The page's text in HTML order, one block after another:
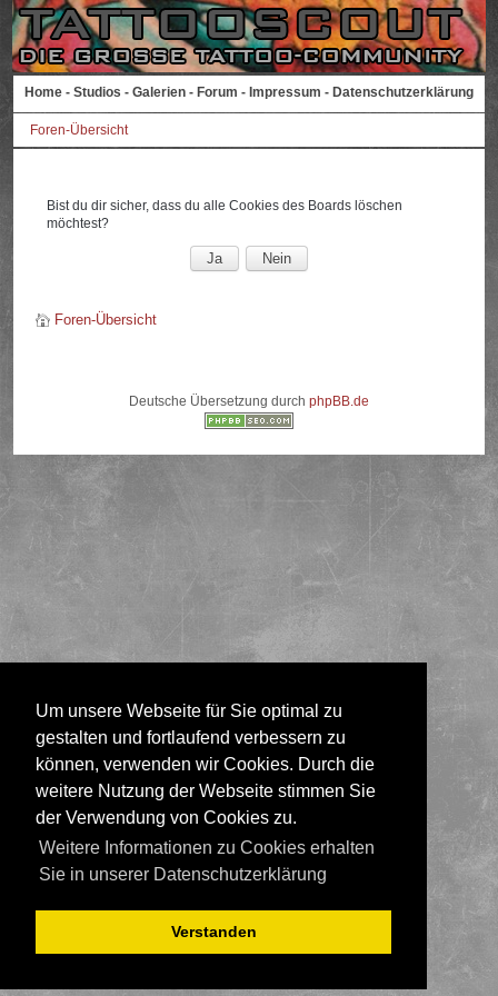
Um unsere Webseite für Sie optimal zu
gestalten und fortlaufend verbessern zu
können, verwenden wir Cookies. Durch die
weitere Nutzung der Webseite stimmen Sie
der Verwendung von Cookies zu.
Weitere Informationen zu Cookies erhalten
Sie in unserer Datenschutzerklärung
Verstanden
Home - Studios - Galerien - Forum - Impressum - Datenschutzerklärung
Foren-Übersicht
Bist du dir sicher, dass du alle Cookies des Boards löschen
möchtest?
Foren-Übersicht
Deutsche Übersetzung durch phpBB.de